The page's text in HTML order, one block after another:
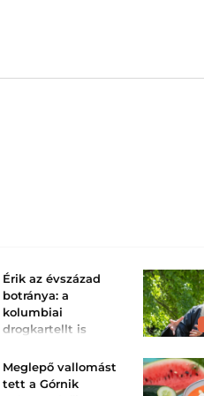
Érik az évszázad
botránya: a
kolumbiai
drogkartellt is
drónhasználatra az
ukrán fegyve...
Meglepő vallomást
tett a Górnik